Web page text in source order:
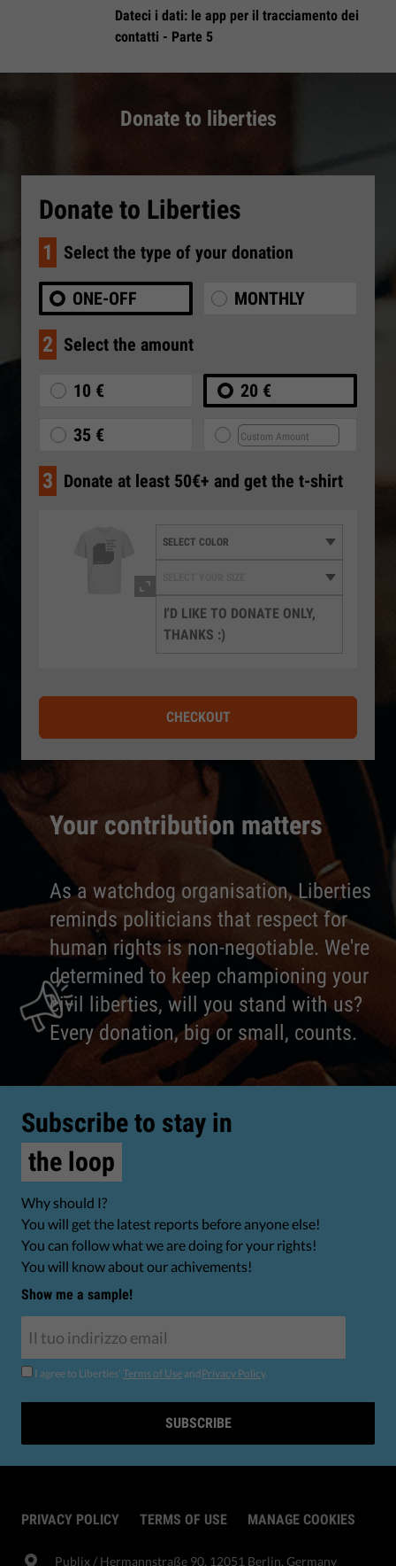
Dateci i dati: le app per il tracciamento dei
contatti - Parte 5
Donate to liberties
Your contribution matters
As a watchdog organisation, Liberties
reminds politicians that respect for
human rights is non-negotiable. We're
determined to keep championing your
civil liberties, will you stand with us?
Every donation, big or small, counts.
Donate to Liberties
1 Select the type of your donation
ONE-OFF MONTHLY
2 Select the amount
10 € 20 €
35 €
3 Donate at least 50€+ and get the t-shirt
I'D LIKE TO DONATE ONLY,
THANKS :)
CHECKOUT
Subscribe to stay in
the loop
Why should I?
You will get the latest reports before anyone else!
You can follow what we are doing for your rights!
You will know about our achivements!
Show me a sample!
I agree to Liberties' Terms of Use andPrivacy Policy.
SUBSCRIBE
PRIVACY POLICY TERMS OF USE MANAGE COOKIES
Publix​ / Hermannstraße 90, 12051 Berlin, Germany